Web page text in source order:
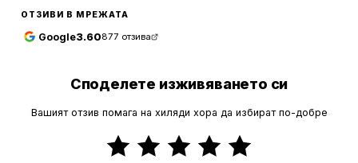
ОТЗИВИ В МРЕЖАТА
Google3.60877 отзива
Споделете изживяването си
Вашият отзив помага на хиляди хора да избират по-добре